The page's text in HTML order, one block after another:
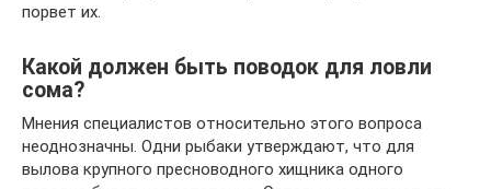
порвет их.
Какой должен быть поводок для ловли
сома?
Мнения специалистов относительно этого вопроса
неоднозначны. Одни рыбаки утверждают, что для
вылова крупного пресноводного хищника одного